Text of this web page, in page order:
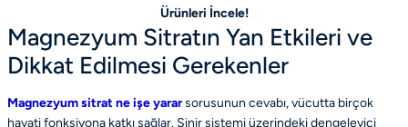
Ürünleri İncele!
Magnezyum Sitratın Yan Etkileri ve
Dikkat Edilmesi Gerekenler
Magnezyum sitrat ne işe yararsorusunun cevabı, vücutta birçok
hayati fonksiyona katkı sağlar. Sinir sistemi üzerindeki dengeleyici